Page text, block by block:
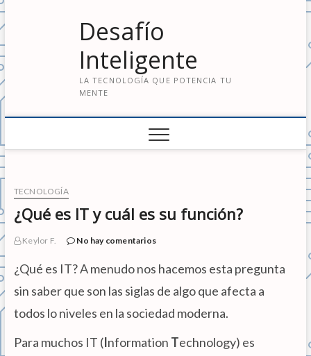
a
t
r
a
l
o
n
t
i
d
Desafío
Inteligente
LA TECNOLOGÍA QUE POTENCIA TU
MENTE
TECNOLOGÍA
¿Qué es IT y cuál es su función?
Keylor F. No hay comentarios
¿Qué es IT? A menudo nos hacemos esta pregunta
sin saber que son las siglas de algo que afecta a
todos lo niveles en la sociedad moderna.
Para muchos IT (Information Technology) es